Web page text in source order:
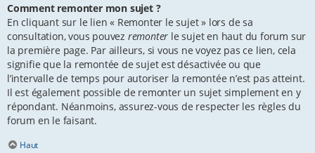
Comment remonter mon sujet ?
En cliquant sur le lien « Remonter le sujet » lors de sa
consultation, vous pouvez remonter le sujet en haut du forum sur
la première page. Par ailleurs, si vous ne voyez pas ce lien, cela
signifie que la remontée de sujet est désactivée ou que
l’intervalle de temps pour autoriser la remontée n’est pas atteint.
Il est également possible de remonter un sujet simplement en y
répondant. Néanmoins, assurez-vous de respecter les règles du
forum en le faisant.
Haut